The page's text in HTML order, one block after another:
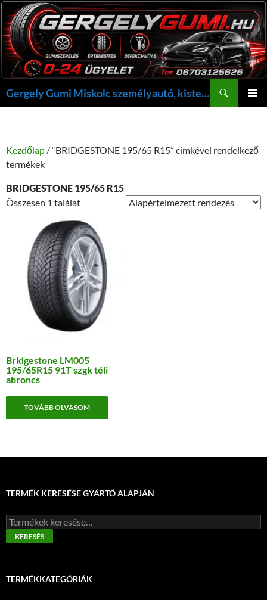
Kilépés
a
tartalomba
Gergely Gumi Miskolc személyautó, kisteherautó gumi szerelés javítás +36703125626 NON-STOP ügyelet, gergelygumi@gergelygumi.hu
Kezdőlap / “BRIDGESTONE 195/65 R15” címkével rendelkező
termékek
BRIDGESTONE 195/65 R15
Összesen 1 találat
Bridgestone LM005
195/65R15 91T szgk téli
abroncs
TOVÁBB OLVASOM
TERMÉK KERESÉSE GYÁRTÓ ALAPJÁN
Keresés
a
következőre:
KERESÉS
TERMÉKKATEGÓRIÁK